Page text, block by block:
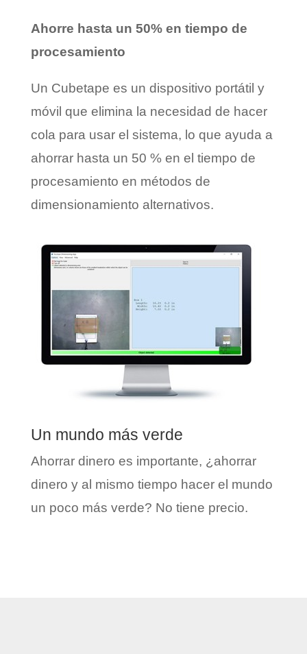
Ahorre hasta un 50% en tiempo de
procesamiento
Un Cubetape es un dispositivo portátil y
móvil que elimina la necesidad de hacer
cola para usar el sistema, lo que ayuda a
ahorrar hasta un 50 % en el tiempo de
procesamiento en métodos de
dimensionamiento alternativos.
Un mundo más verde
Ahorrar dinero es importante, ¿ahorrar
dinero y al mismo tiempo hacer el mundo
un poco más verde? No tiene precio.